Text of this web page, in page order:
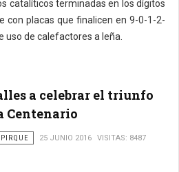
catalíticos terminadas en los dígitos
con placas que finalicen en 9-0-1-2-
uso de calefactores a leña.
a celebrar el triunfo
Centenario
25 JUNIO 2016 VISITAS: 8487